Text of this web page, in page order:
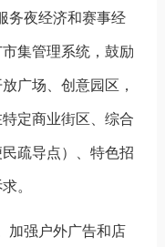
务夜经济和赛事经
集管理系统，鼓励
广场、创意园区，
定商业街区、综合
疏导点）、特色招
。
加强户外广告和店